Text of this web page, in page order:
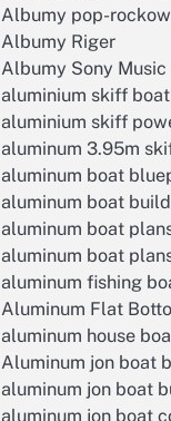
Albumy pop-
Albumy Riger
Albumy Sony
aluminium skiff
aluminium skiff
aluminum 3.95m
aluminum boat
aluminum boat
aluminum boat
aluminum boat
aluminum fishing
Aluminum Flat
aluminum house
Aluminum jon boat
aluminum jon boat
aluminum jon boat